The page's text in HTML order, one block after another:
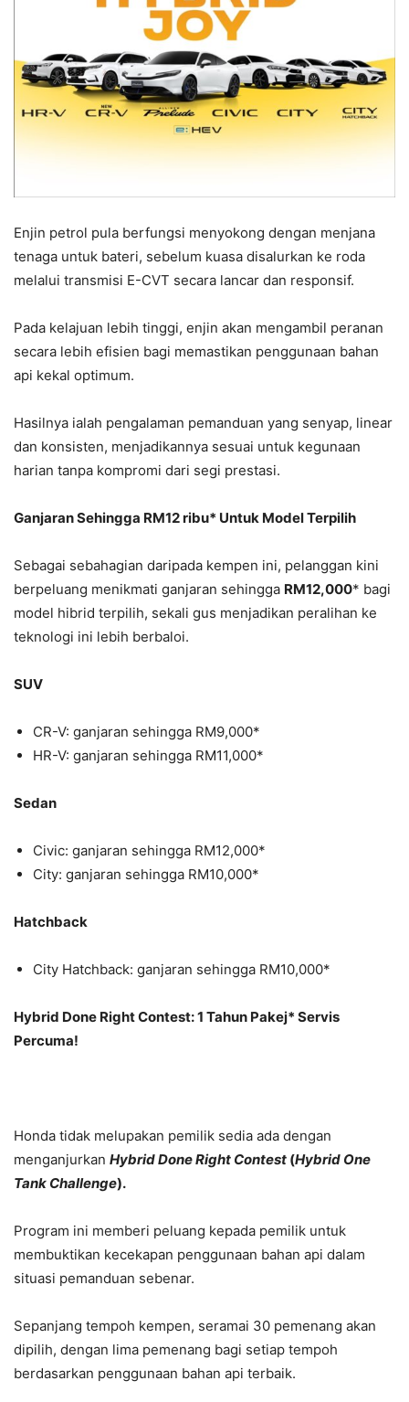
Enjin petrol pula berfungsi menyokong dengan menjana
tenaga untuk bateri, sebelum kuasa disalurkan ke roda
melalui transmisi E-CVT secara lancar dan responsif.
Pada kelajuan lebih tinggi, enjin akan mengambil peranan
secara lebih efisien bagi memastikan penggunaan bahan
api kekal optimum.
Hasilnya ialah pengalaman pemanduan yang senyap, linear
dan konsisten, menjadikannya sesuai untuk kegunaan
harian tanpa kompromi dari segi prestasi.
Ganjaran Sehingga RM12ribu* Untuk Model Terpilih
Sebagai sebahagian daripada kempen ini, pelanggan kini
berpeluang menikmati ganjaran sehingga RM12,000* bagi
model hibrid terpilih, sekali gus menjadikan peralihan ke
teknologi ini lebih berbaloi.
SUV
CR-V: ganjaran sehingga RM9,000*
HR-V: ganjaran sehingga RM11,000*
Sedan
Civic: ganjaran sehingga RM12,000*
City: ganjaran sehingga RM10,000*
Hatchback
City Hatchback: ganjaran sehingga RM10,000*
Hybrid Done Right Contest:1 Tahun Pakej* Servis
Percuma!
Honda tidak melupakan pemilik sedia ada dengan
menganjurkan Hybrid Done Right Contest (Hybrid One
Tank Challenge).
Program ini memberi peluang kepada pemilik untuk
membuktikan kecekapan penggunaan bahan api dalam
situasi pemanduan sebenar.
Sepanjang tempoh kempen, seramai 30 pemenang akan
dipilih, dengan lima pemenang bagi setiap tempoh
berdasarkan penggunaan bahan api terbaik.